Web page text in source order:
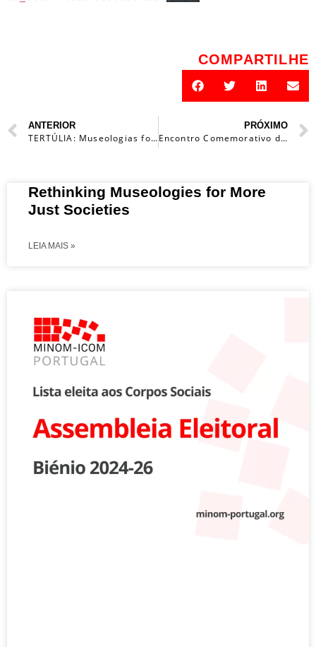
COMPARTILHE
ANTERIOR
TERTÚLIA: Museologias fora de portas
PRÓXIMO
Encontro Comemorativo das I Jornadas Sobre a Função Social do Museu de 1988
Rethinking Museologies for More
Just Societies
LEIA MAIS »